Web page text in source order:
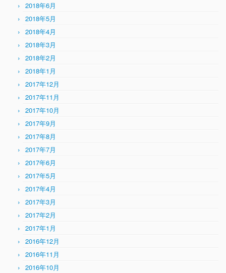
2018年6月
2018年5月
2018年4月
2018年3月
2018年2月
2018年1月
2017年12月
2017年11月
2017年10月
2017年9月
2017年8月
2017年7月
2017年6月
2017年5月
2017年4月
2017年3月
2017年2月
2017年1月
2016年12月
2016年11月
2016年10月